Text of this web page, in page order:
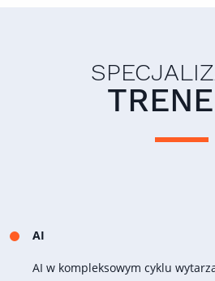
AI
AI w kompleksowym cyklu